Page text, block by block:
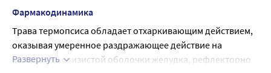
одновременно с препаратами, содержащими кодеин и
другие противокашлевые лекарственные средства, так
как это затрудняет отделение мокроты.
Фармакодинамика
Трава термопсиса обладает отхаркивающим действием,
оказывая умеренное раздражающее действие на
рецепторы слизистой оболочки желудка, рефлекторно
Развернуть